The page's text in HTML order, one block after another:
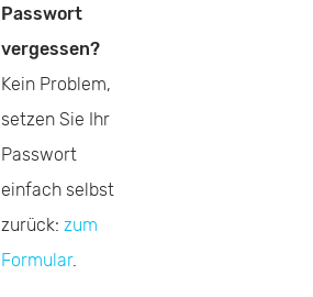
Passwort
vergessen?
Kein Problem,
setzen Sie Ihr
Passwort
einfach selbst
zurück:zum
Formular.